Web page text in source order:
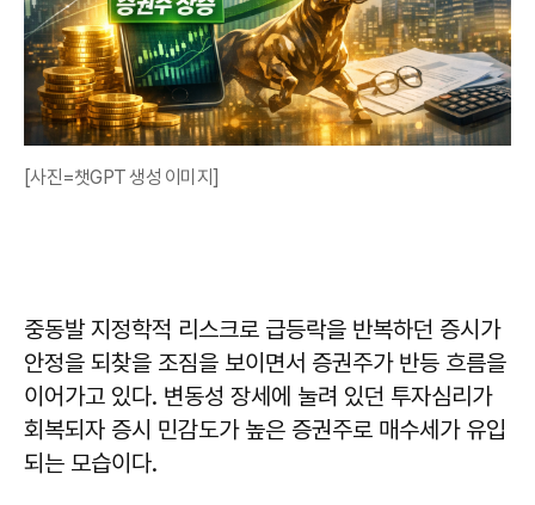
[사진=챗GPT 생성 이미지]
중동발 지정학적 리스크로 급등락을 반복하던 증시가
안정을 되찾을 조짐을 보이면서 증권주가 반등 흐름을
이어가고 있다. 변동성 장세에 눌려 있던 투자심리가
회복되자 증시 민감도가 높은 증권주로 매수세가 유입
되는 모습이다.